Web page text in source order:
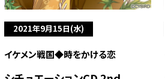
2021年9月15日(水)
イケメン戦国◆時をかける恋